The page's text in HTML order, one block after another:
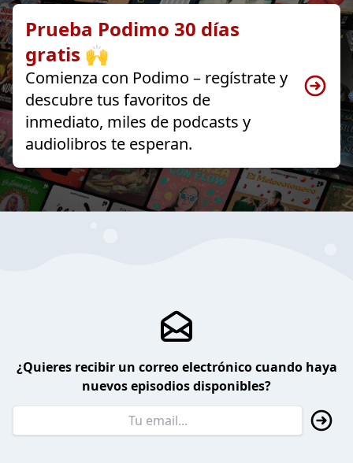
Prueba Podimo 30 días
gratis 🙌
Comienza con Podimo – regístrate y
descubre tus favoritos de
inmediato, miles de podcasts y
audiolibros te esperan.
¿Quieres recibir un correo electrónico cuando haya
nuevos episodios disponibles?